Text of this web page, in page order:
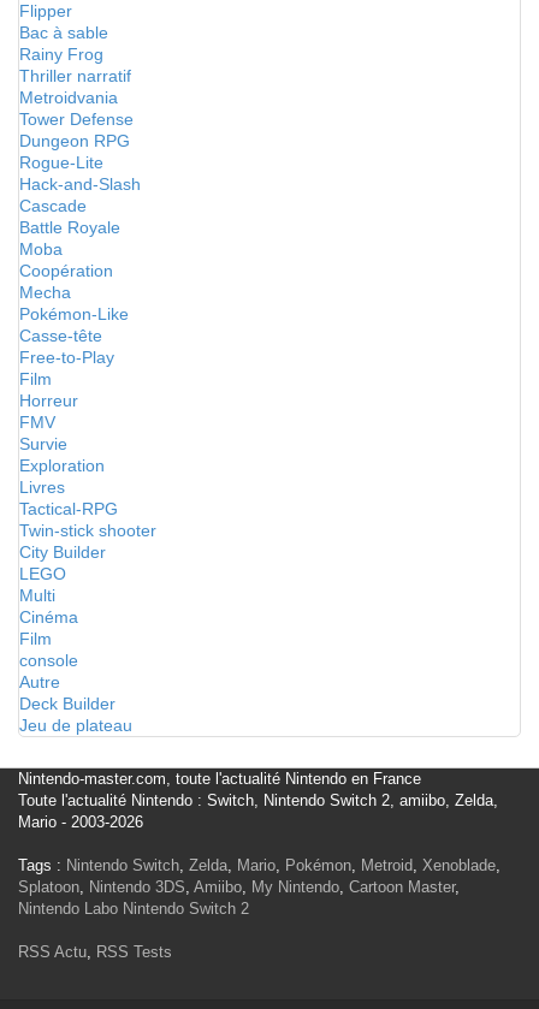
Flipper
Bac à sable
Rainy Frog
Thriller narratif
Metroidvania
Tower Defense
Dungeon RPG
Rogue-Lite
Hack-and-Slash
Cascade
Battle Royale
Moba
Coopération
Mecha
Pokémon-Like
Casse-tête
Free-to-Play
Film
Horreur
FMV
Survie
Exploration
Livres
Tactical-RPG
Twin-stick shooter
City Builder
LEGO
Multi
Cinéma
Film
console
Autre
Deck Builder
Jeu de plateau
Nintendo-master.com, toute l'actualité Nintendo en France
Toute l'actualité Nintendo : Switch, Nintendo Switch 2, amiibo, Zelda,
Mario - 2003-2026
Tags : Nintendo Switch, Zelda, Mario, Pokémon, Metroid, Xenoblade,
Splatoon, Nintendo 3DS, Amiibo, My Nintendo, Cartoon Master,
Nintendo Labo Nintendo Switch 2
RSS Actu, RSS Tests